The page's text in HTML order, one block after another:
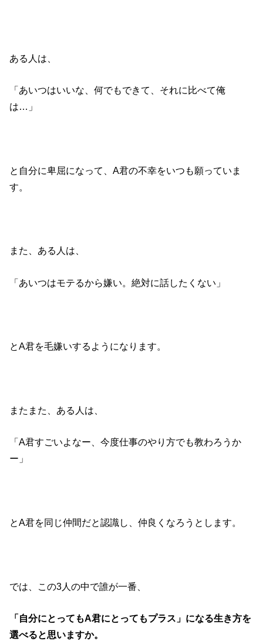
ある人は、
「あいつはいいな、何でもできて、それに比べて俺
は…」
と自分に卑屈になって、A君の不幸をいつも願っていま
す。
また、ある人は、
「あいつはモテるから嫌い。絶対に話したくない」
とA君を毛嫌いするようになります。
またまた、ある人は、
「A君すごいよなー、今度仕事のやり方でも教わろうか
ー」
とA君を同じ仲間だと認識し、仲良くなろうとします。
では、この3人の中で誰が一番、
「自分にとってもA君にとってもプラス」になる生き方を
選べると思いますか。